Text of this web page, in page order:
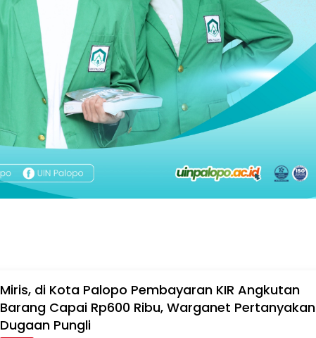
Miris, di Kota Palopo Pembayaran KIR Angkutan
Barang Capai Rp600 Ribu, Warganet Pertanyakan
Dugaan Pungli